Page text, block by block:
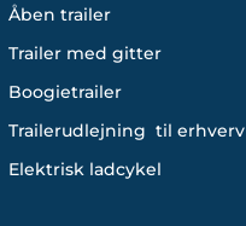
Åben trailer
Trailer med gitter
Boogietrailer
Trailerudlejning til erhverv
Elektrisk ladcykel